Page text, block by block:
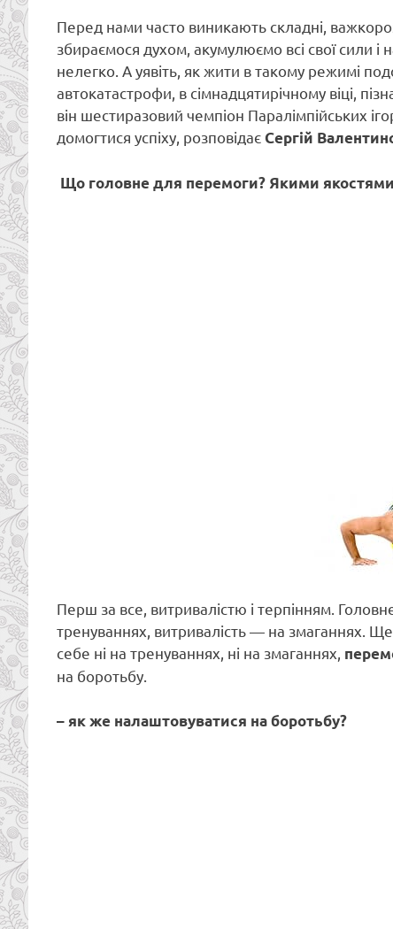
Перед нами часто виникають складні,
збираємося духом, акумулюємо всі свої сили
нелегко. А уявіть, як жити в такому режимі
автокатастрофи, в сімнадцятирічному віці,
він шестиразовий чемпіон Паралімпійських
домогтися успіху, розповідає Сергій
Що головне для перемоги? Якими
Перш за все, витривалістю і терпінням.
тренуваннях, витривалість — на змаганнях.
себе ні на тренуваннях, ні на змаганнях,
на боротьбу.
– як же налаштовуватися на боротьбу?